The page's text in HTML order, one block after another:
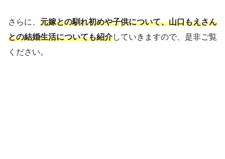
さらに、 元嫁との馴れ初めや子供について、山口もえさん
との結婚生活についても紹介していきますので、是非ご覧
ください。